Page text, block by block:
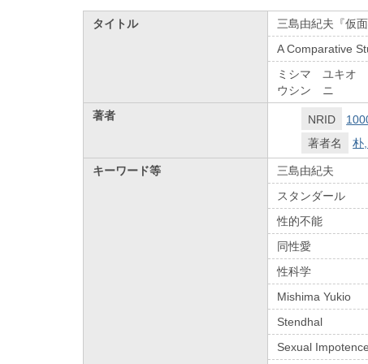
タイトル
三島由紀夫『仮
A Comparative
ミシマ ユキ
ウシン ニ
著者
NRID
著者名
朴
キーワード等
三島由紀夫
スタンダール
性的不能
同性愛
性科学
Mishima Yukio
Stendhal
Sexual Impotence